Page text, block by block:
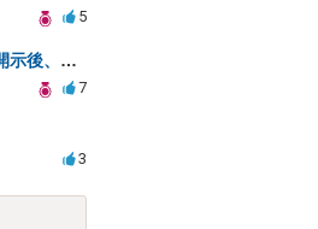
5
Google口コミで発信者情報開示後、損害賠償請求を受けています。示談について相談です。
7
3